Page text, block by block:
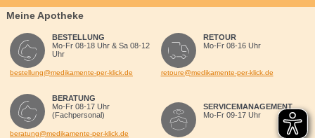
Meine Apotheke
BESTELLUNG
Mo-Fr 08-18 Uhr & Sa 08-12
Uhr
bestellung@medikamente-per-klick.de
BERATUNG
Mo-Fr 08-17 Uhr
(Fachpersonal)
beratung@medikamente-per-klick.de
RETOUR
Mo-Fr 08-16 Uhr
retoure@medikamente-per-klick.de
SERVICEMANAGEMENT
Mo-Fr 09-17 Uhr